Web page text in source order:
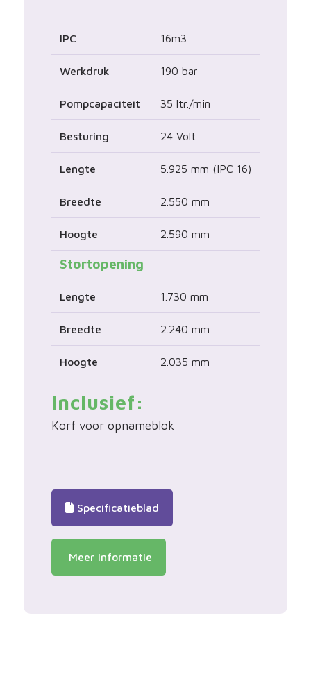
IPC 16m3
Werkdruk 190 bar
Pompcapaciteit 35 ltr./min
Besturing 24 Volt
Lengte 5.925 mm (IPC 16)
Breedte 2.550 mm
Hoogte 2.590 mm
Stortopening
Lengte 1.730 mm
Breedte 2.240 mm
Hoogte 2.035 mm
Inclusief:
Korf voor opnameblok
Specificatieblad
Meer informatie